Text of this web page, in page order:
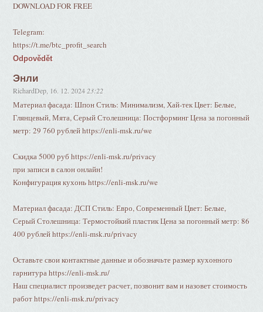
DOWNLOAD FOR FREE
Telegram:
https://t.me/btc_profit_search
Odpovědět
Энли
RichardDep 16. 12. 2024 23:22
Материал фасада: Шпон Стиль: Минимализм, Хай-тек Цвет: Белые,
Глянцевый, Мята, Серый Столешница: Постформинг Цена за погонный
метр: 29 760 рублей https://enli-msk.ru/we
Скидка 5000 руб https://enli-msk.ru/privacy
при записи в салон онлайн!
Конфигурация кухонь https://enli-msk.ru/we
Материал фасада: ДСП Стиль: Евро, Современный Цвет: Белые,
Серый Столешница: Термостойкий пластик Цена за погонный метр: 86
400 рублей https://enli-msk.ru/privacy
Оставьте свои контактные данные и обозначьте размер кухонного
гарнитура https://enli-msk.ru/
Наш специалист произведет расчет, позвонит вам и назовет стоимость
работ https://enli-msk.ru/privacy